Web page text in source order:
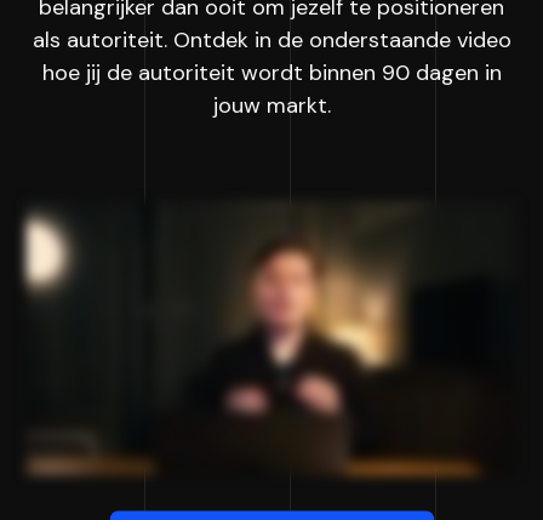
belangrijker dan ooit om jezelf te positioneren
als autoriteit. Ontdek in de onderstaande video
hoe jij de autoriteit wordt binnen 90 dagen in
jouw markt.